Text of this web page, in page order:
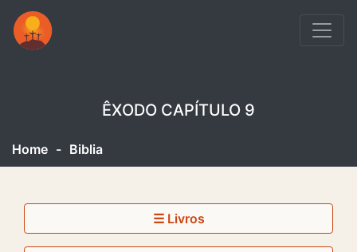
ÊXODO CAPÍTULO 9
Home - Biblia
☰ Livros